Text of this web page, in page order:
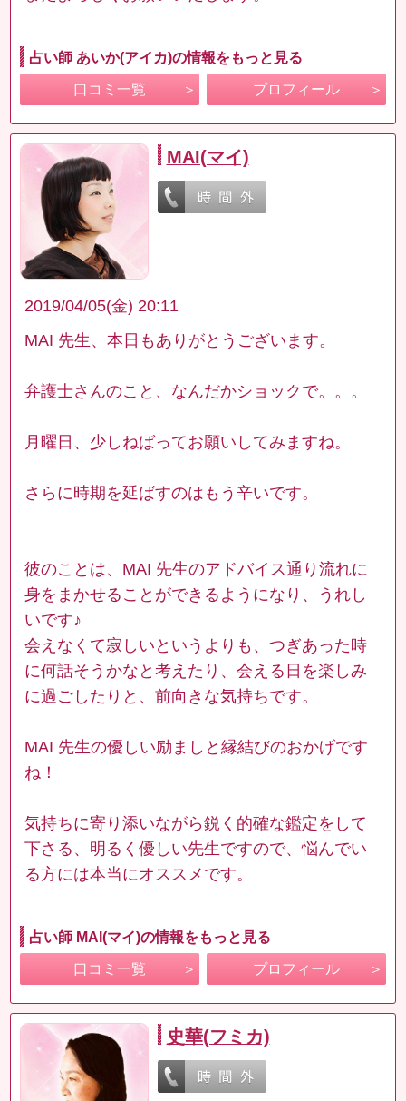
占い師 あいか(アイカ)の情報をもっと見る
口コミ一覧 プロフィール
MAI(マイ)
2019/04/05(金) 20:11
MAI 先生、本日もありがとうございます。
弁護士さんのこと、なんだかショックで。。。
月曜日、少しねばってお願いしてみますね。
さらに時期を延ばすのはもう辛いです。
彼のことは、MAI 先生のアドバイス通り流れに
身をまかせることができるようになり、うれし
いです♪
会えなくて寂しいというよりも、つぎあった時
に何話そうかなと考えたり、会える日を楽しみ
に過ごしたりと、前向きな気持ちです。
MAI 先生の優しい励ましと縁結びのおかげです
ね！
気持ちに寄り添いながら鋭く的確な鑑定をして
下さる、明るく優しい先生ですので、悩んでい
る方には本当にオススメです。
占い師 MAI(マイ)の情報をもっと見る
口コミ一覧 プロフィール
史華(フミカ)